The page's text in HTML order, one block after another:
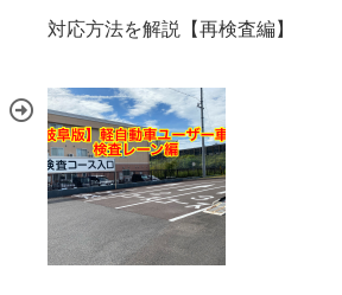
対応方法を解説【再検査編】